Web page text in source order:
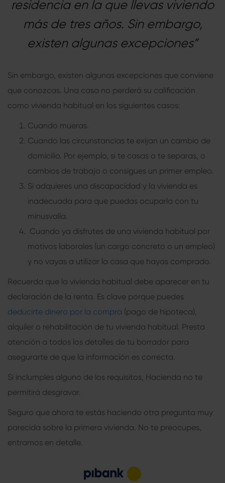
residencia en la que llevas viviendo
más de tres años. Sin embargo,
existen algunas excepciones”
Sin embargo, existen algunas excepciones que conviene
que conozcas. Una casa no perderá su calificación
como vivienda habitual en los siguientes casos:
Cuando mueras.
Cuando las circunstancias te exijan un cambio de
domicilio. Por ejemplo, si te casas o te separas, o
cambios de trabajo o consigues un primer empleo.
Si adquieres una discapacidad y la vivienda es
inadecuada para que puedas ocuparla con tu
minusvalía.
Cuando ya disfrutes de una vivienda habitual por
motivos laborales (un cargo concreto o un empleo)
y no vayas a utilizar la casa que hayas comprado.
Recuerda que la vivienda habitual debe aparecer en tu
declaración de la renta. Es clave porque puedes
deducirte dinero por la compra (pago de hipoteca),
alquiler o rehabilitación de tu vivienda habitual. Presta
atención a todos los detalles de tu borrador para
asegurarte de que la información es correcta.
Si inclumples alguno de los requisitos, Hacienda no te
permitirá desgravar.
Seguro que ahora te estás haciendo otra pregunta muy
parecida sobre la primera vivienda. No te preocupes,
entramos en detalle.